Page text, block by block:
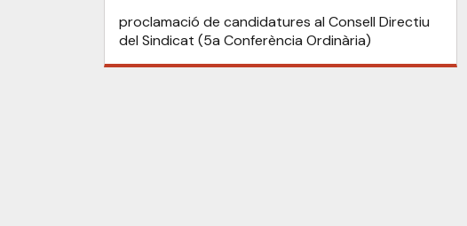
proclamació de candidatures al Consell Directiu
del Sindicat (5a Conferència Ordinària)